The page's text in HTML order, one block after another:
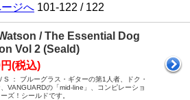
ジへ 101-122 / 122
/ The Essential Dog
Vol 2 (Seald)
(税込)
S ： ブルーグラス・ギターの第1人者、ドク・
VANGUARDの「mid-line」、コンピレーショ
ズ！シールドです。